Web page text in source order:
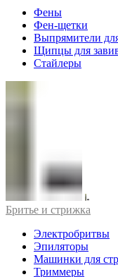
Фены
Фен-щетки
Выпрямители
Щипцы для
Стайлеры
Бритье и стрижка
Электробритвы
Эпиляторы
Машинки для
Триммеры